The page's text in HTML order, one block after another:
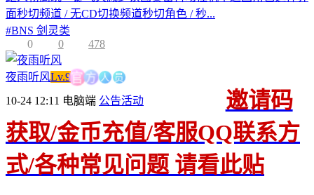
面秒切频道 / 无CD切换频道秒切角色 / 秒...
#BNS 剑灵类
0
0 478
夜雨听风Lv.9官方人员
10-24 12:11 电脑端 公告活动
邀请码
获取/金币充值/客服QQ联系方
式/各种常见问题 请看此贴